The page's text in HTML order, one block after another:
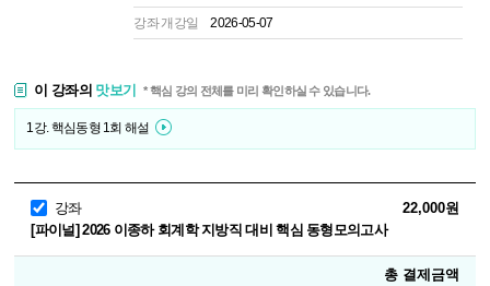
강좌 개강일 2026-05-07
이 강좌의 맛보기 * 핵심 강의 전체를 미리 확인하실 수 있습니다.
1강. 핵심동형 1회 해설
강좌
[파이널] 2026 이종하 회계학 지방직 대비 핵심 동형모의고사
22,000원
총 결제금액